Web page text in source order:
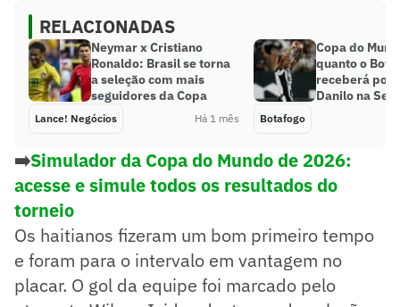
RELACIONADAS
Neymar x Cristiano
Ronaldo: Brasil se torna
a seleção com mais
seguidores da Copa
Lance! Negócios Há 1 mês
Copa do
quanto o
receberá por
Danilo na
Botafogo
➡️Simulador da Copa do Mundo de 2026:
acesse e simule todos os resultados do
torneio
Os haitianos fizeram um bom primeiro tempo
e foram para o intervalo em vantagem no
placar. O gol da equipe foi marcado pelo